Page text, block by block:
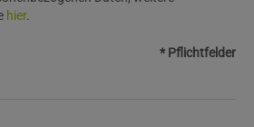
hier.
* Pflichtfelder